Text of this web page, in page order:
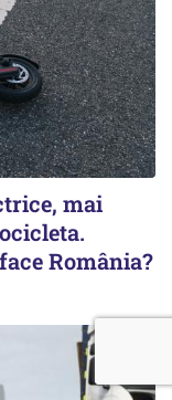
mai
România?